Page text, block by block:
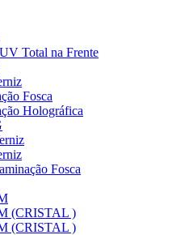
Total na Frente
Fosca
Holográfica
Fosca
(CRISTAL )
(CRISTAL )